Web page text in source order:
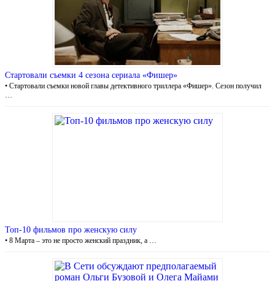
Стартовали съемки 4 сезона сериала «Фишер»
• Стартовали съемки новой главы детективного триллера «Фишер». Сезон получил
Топ-10 фильмов про женскую силу
• 8 Марта – это не просто женский праздник, а …